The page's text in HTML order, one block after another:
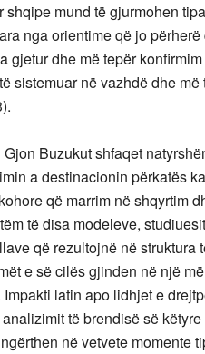
mund të gjurmohen
nga orientime që jo
gjetur dhe më tepër
sistemuar në vazhdë dhe
Buzukut shfaqet
a destinacionin përkatës
që marrim në shqyrtim
të disa modeleve,
që rezultojnë në struktura
e së cilës gjinden në një
latin apo lidhjet e
të brendisë së
në vetvete momente